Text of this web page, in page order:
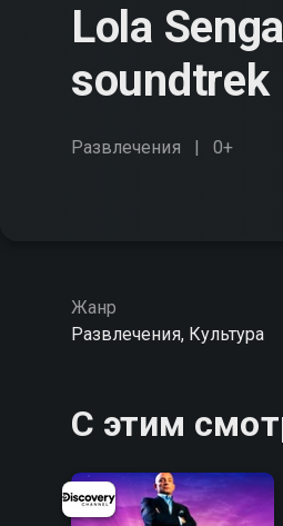
Lola
soundtrek
Развлечения 0+
Жанр
Развлечения, Культура
С этим